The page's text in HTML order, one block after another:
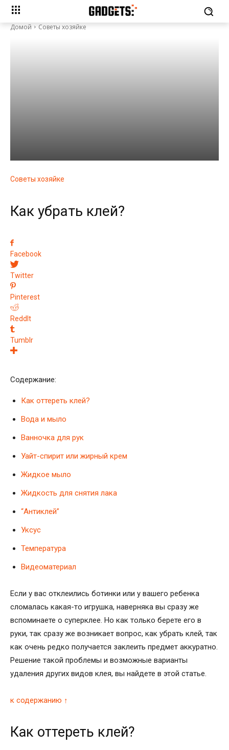
Домой Советы хозяйке
Советы хозяйке
Как убрать клей?
Facebook
Twitter
Pinterest
ReddIt
Tumblr
Содержание:
Как оттереть клей?
Вода и мыло
Ванночка для рук
Уайт-спирит или жирный крем
Жидкое мыло
Жидкость для снятия лака
“Антиклей”
Уксус
Температура
Видеоматериал
Если у вас отклеились ботинки или у вашего ребенка
сломалась какая-то игрушка, наверняка вы сразу же
вспоминаете о суперклее. Но как только берете его в
руки, так сразу же возникает вопрос, как убрать клей, так
как очень редко получается заклеить предмет аккуратно.
Решение такой проблемы и возможные варианты
удаления других видов клея, вы найдете в этой статье.
к содержанию ↑
Как оттереть клей?